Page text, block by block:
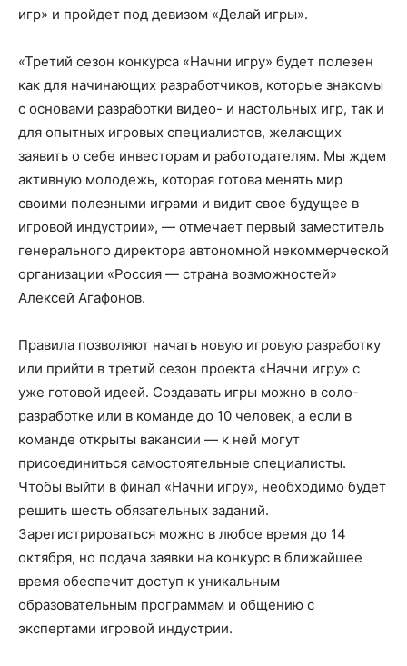
игр» и пройдет под девизом «Делай игры».
«Третий сезон конкурса «Начни игру» будет полезен
как для начинающих разработчиков, которые знакомы
с основами разработки видео- и настольных игр, так и
для опытных игровых специалистов, желающих
заявить о себе инвесторам и работодателям. Мы ждем
активную молодежь, которая готова менять мир
своими полезными играми и видит свое будущее в
игровой индустрии», — отмечает первый заместитель
генерального директора автономной некоммерческой
организации «Россия — страна возможностей»
Алексей Агафонов.
Правила позволяют начать новую игровую разработку
или прийти в третий сезон проекта «Начни игру» с
уже готовой идеей. Создавать игры можно в соло-
разработке или в команде до 10 человек, а если в
команде открыты вакансии — к ней могут
присоединиться самостоятельные специалисты.
Чтобы выйти в финал «Начни игру», необходимо будет
решить шесть обязательных заданий.
Зарегистрироваться можно в любое время до 14
октября, но подача заявки на конкурс в ближайшее
время обеспечит доступ к уникальным
образовательным программам и общению с
экспертами игровой индустрии.